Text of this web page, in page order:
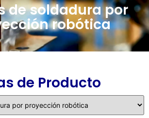
de soldadura por
robótica
de Producto